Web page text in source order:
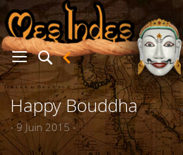
Happy Bouddha
- 9 Juin 2015 -